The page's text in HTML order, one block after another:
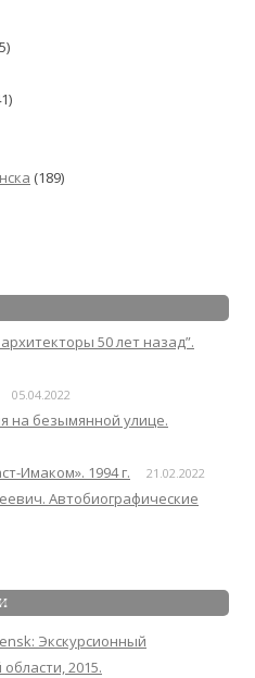
(189)
50 лет назад”.
05.04.2022
на безымянной улице.
Имаком». 1994 г. 21.02.2022
Автобиографические
Экскурсионный
2015.